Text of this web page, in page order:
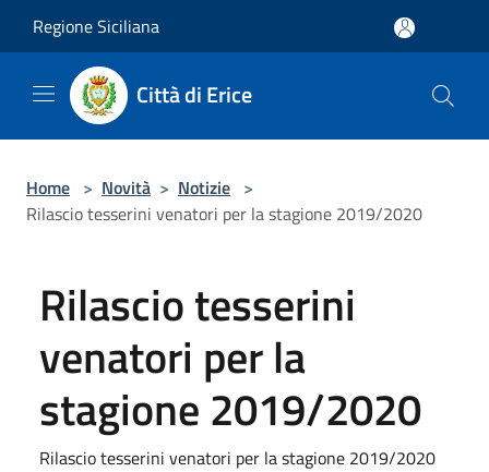
Regione Siciliana
Città di Erice
Home > Novità > Notizie >
Rilascio tesserini venatori per la stagione 2019/2020
Rilascio tesserini
venatori per la
stagione 2019/2020
Rilascio tesserini venatori per la stagione 2019/2020